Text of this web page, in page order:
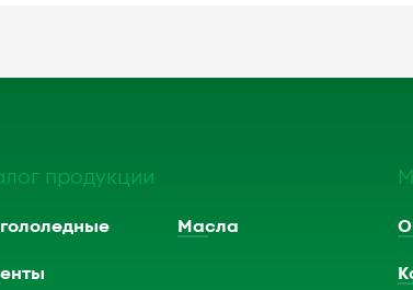
продукции
Масла О